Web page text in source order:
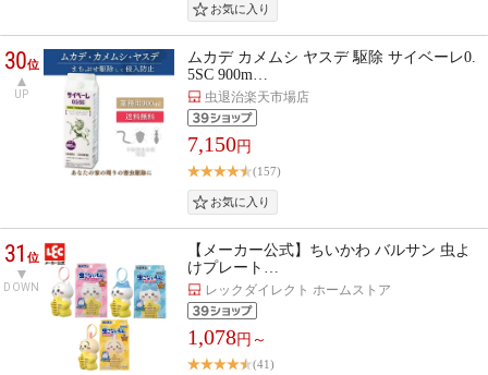
30位
UP
ムカデ カメムシ ヤスデ 駆除 サイベーレ0.
5SC 900m…
虫退治楽天市場店
7,150円
(157)
31位
DOWN
【メーカー公式】ちいかわ バルサン 虫よ
けプレート…
レックダイレクト ホームストア
1,078円～
(41)